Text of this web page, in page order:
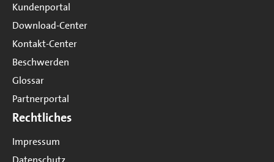
Kundenportal
Download-Center
Kontakt-Center
Beschwerden
Glossar
Partnerportal
Rechtliches
Impressum